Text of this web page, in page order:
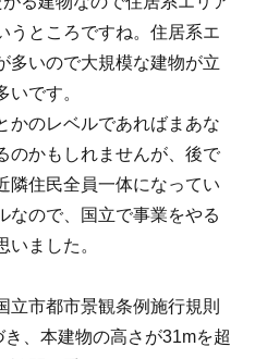
うところですね。住居系エ
多いので大規模な建物が立
です。
かのレベルであればまあな
のかもしれませんが、後で
隣住民全員一体になってい
なので、国立で事業をやる
ました。
立市都市景観条例施行規則
、本建物の高さが31mを超